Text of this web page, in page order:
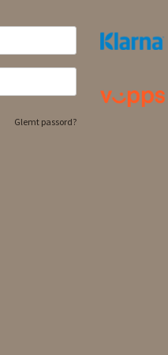
Glemt passord?